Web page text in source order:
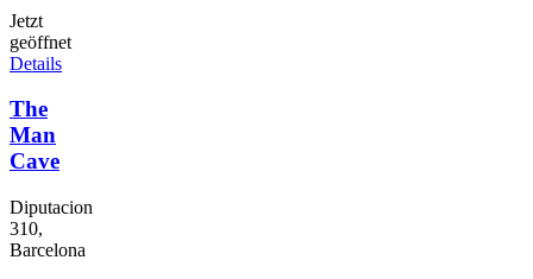
Jetzt
geöffnet
Details
The
Man
Cave
Diputacion
310,
Barcelona